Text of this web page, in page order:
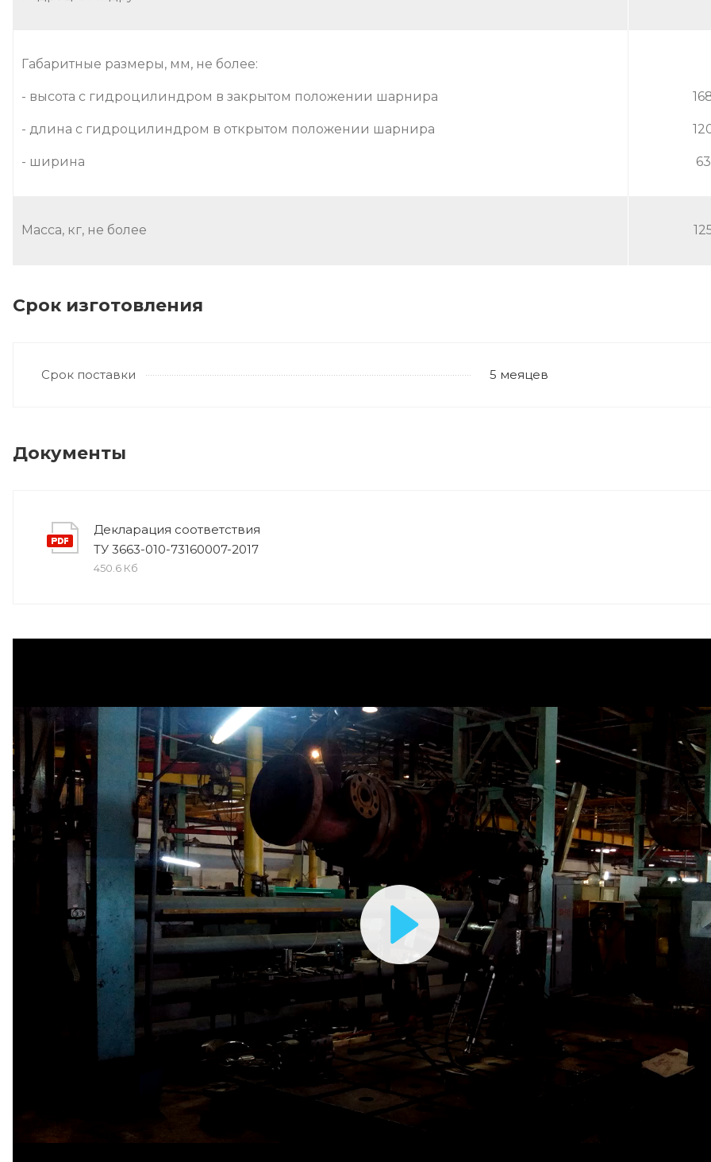
Габаритные размеры, мм, не более:
- высота с гидроцилиндром в закрытом положении шарнира
- длина с гидроцилиндром в открытом положении шарнира
- ширина
Масса, кг, не более
Срок изготовления
Срок поставки 5 меяцев
Документы
Декларация соответствия
ТУ 3663-010-73160007-2017
450.6 Кб
Play
Video